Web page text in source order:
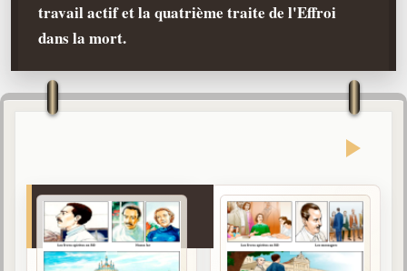
But des manifestations spirites
Esprits
Médiums
Allan Kardec
1804-1869
Léon Denis
travail actif et la quatrième traite de l'Effroi
dans la mort.